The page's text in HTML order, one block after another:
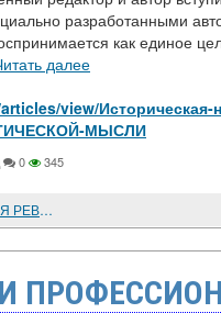
разработанными
как единое
далее
view/
МЫСЛИ
0 345
Рецензии. Е. Л. РУДНИЦКАЯ. РУССКАЯ РЕВОЛЮЦИОННАЯ МЫСЛЬ. ДЕМОКРАТИЧЕСКАЯ ПЕЧАТЬ. 1864-1873